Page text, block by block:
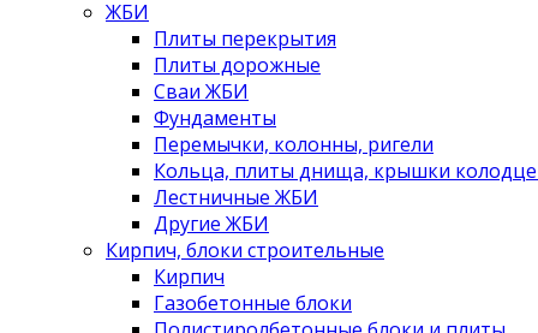
ЖБИ
Плиты перекрытия
Плиты дорожные
Сваи ЖБИ
Фундаменты
Перемычки, колонны, ригели
Кольца, плиты днища, крышки
Лестничные ЖБИ
Другие ЖБИ
Кирпич, блоки строительные
Кирпич
Газобетонные блоки